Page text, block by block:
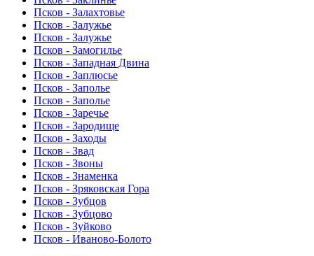
Псков - Залахтовье
Псков - Залужье
Псков - Залужье
Псков - Замогилье
Псков - Западная Двина
Псков - Заплюсье
Псков - Заполье
Псков - Заполье
Псков - Заречье
Псков - Зародище
Псков - Заходы
Псков - Звад
Псков - Звоны
Псков - Знаменка
Псков - Зряковская Гора
Псков - Зубцов
Псков - Зубцово
Псков - Зуйково
Псков - Иваново-Болото